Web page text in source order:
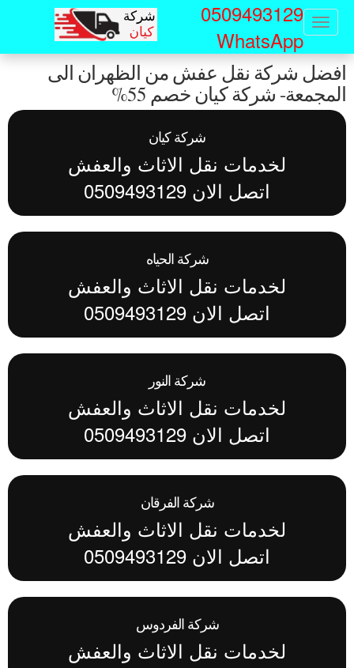
Toggle
navigation
0509493129
WhatsApp
شركة نقل عفش من الظهران الى
شركة كيان خصم 55%
شركة كيان
لخدمات نقل الاثاث والعفش
اتصل الان 0509493129
شركة الحياه
لخدمات نقل الاثاث والعفش
اتصل الان 0509493129
شركة النور
لخدمات نقل الاثاث والعفش
اتصل الان 0509493129
شركة الفرقان
لخدمات نقل الاثاث والعفش
اتصل الان 0509493129
شركة الفردوس
لخدمات نقل الاثاث والعفش